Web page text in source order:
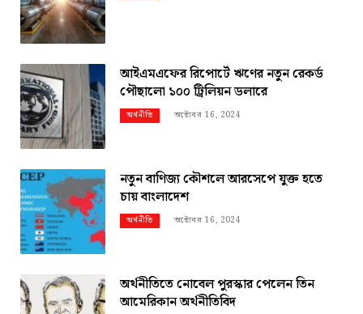
আইএমএফের রিপোর্টে ঋণের নতুন রেকর্ড
পৌছালো ১০০ ট্রিলিয়ন ডলারে
অর্থনীতি অক্টোবর 16, 2024
নতুন বাণিজ্য কৌশলে আরসেপে যুক্ত হতে
চায় বাংলাদেশ
অর্থনীতি অক্টোবর 16, 2024
অর্থনীতিতে নোবেল পুরস্কার পেলেন তিন
আমেরিকান অর্থনীতিবিদ